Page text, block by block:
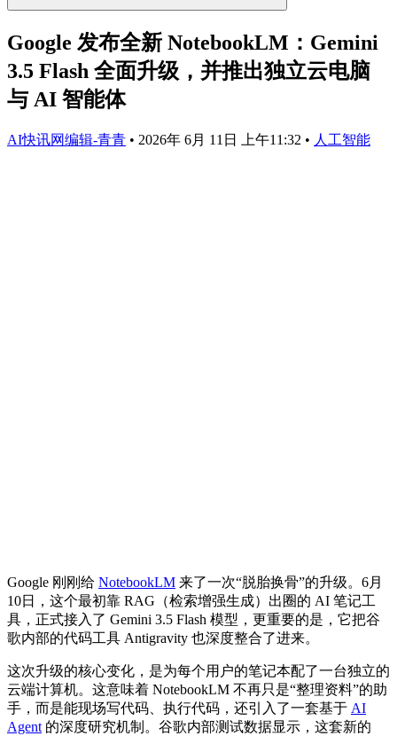
Google 发布全新 NotebookLM：Gemini
3.5 Flash 全面升级，并推出独立云电脑
与 AI 智能体
AI快讯网编辑-青青 • 2026年 6月 11日 上午11:32 • 人工智能
Google 刚刚给 NotebookLM 来了一次“脱胎换骨”的升级。6月
10日，这个最初靠 RAG（检索增强生成）出圈的 AI 笔记工
具，正式接入了 Gemini 3.5 Flash 模型，更重要的是，它把谷
歌内部的代码工具 Antigravity 也深度整合了进来。
这次升级的核心变化，是为每个用户的笔记本配了一台独立的
云端计算机。这意味着 NotebookLM 不再只是“整理资料”的助
手，而是能现场写代码、执行代码，还引入了一套基于 AI
Agent 的深度研究机制。谷歌内部测试数据显示，这套新的